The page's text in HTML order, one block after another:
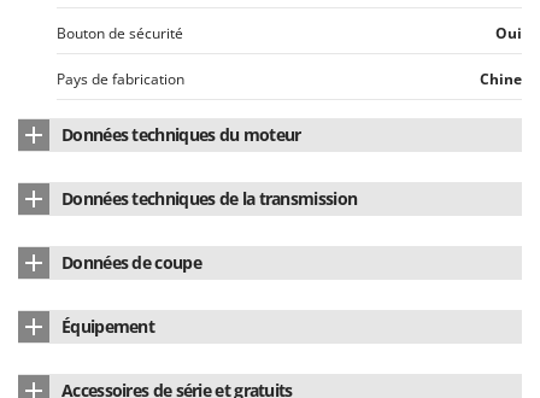
Bouton de sécurité Oui
Pays de fabrication Chine
Données techniques du moteur
Modèle de moteur G210FA
Type de moteur
Cylindrée 212 cm³
Données techniques de la transmission
Données de coupe
Ø Branche - Max 50 mm
Équipement
Accessoires de série et gratuits